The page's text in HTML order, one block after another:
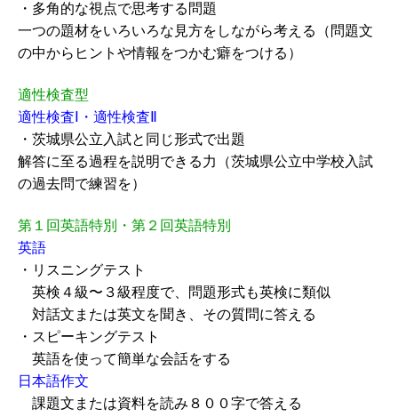
・多角的な視点で思考する問題
一つの題材をいろいろな見方をしながら考える（問題文
の中からヒントや情報をつかむ癖をつける）
適性検査型
適性検査Ⅰ・適性検査Ⅱ
・茨城県公立入試と同じ形式で出題
解答に至る過程を説明できる力（茨城県公立中学校入試
の過去問で練習を）
第１回英語特別・第２回英語特別
英語
・リスニングテスト
英検４級〜３級程度で、問題形式も英検に類似
対話文または英文を聞き、その質問に答える
・スピーキングテスト
英語を使って簡単な会話をする
日本語作文
課題文または資料を読み８００字で答える